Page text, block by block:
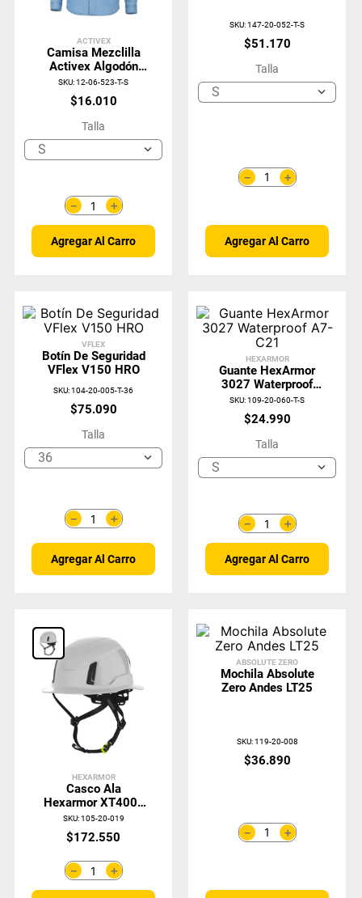
ACTIVEX
Camisa Mezclilla
Activex Algodón
Antiestática AS-
1000
SKU:12-06-523-T-S
$16.010
Talla
S
＋
－
Agregar Al Carro
Fire
SKU:147-20-052-T-S
$51 .170
Talla
S
＋
－
Agregar Al Carro
VFLEX
Botín De Seguridad
VFlex V150 HRO
SKU:104-20-005-T-36
$75.090
Talla
36
＋
－
Agregar Al Carro
HEXARMOR
Guante HexArmor
3027 Waterproof
A7-C21
SKU:109-20-060-T-S
$24.990
Talla
S
＋
－
Agregar Al Carro
HEXARMOR
Casco Ala
Hexarmor XT400E
Mips Blanco
SKU:105-20-019
$172.550
＋
－
ABSOLUTE ZERO
Mochila Absolute
Zero Andes LT25
SKU:119-20-008
$36.890
＋
－